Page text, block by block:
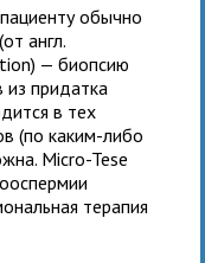
обычно
англ.
— биопсию
из придатка
в тех
(по каким-либо
Micro-Tese
терапия